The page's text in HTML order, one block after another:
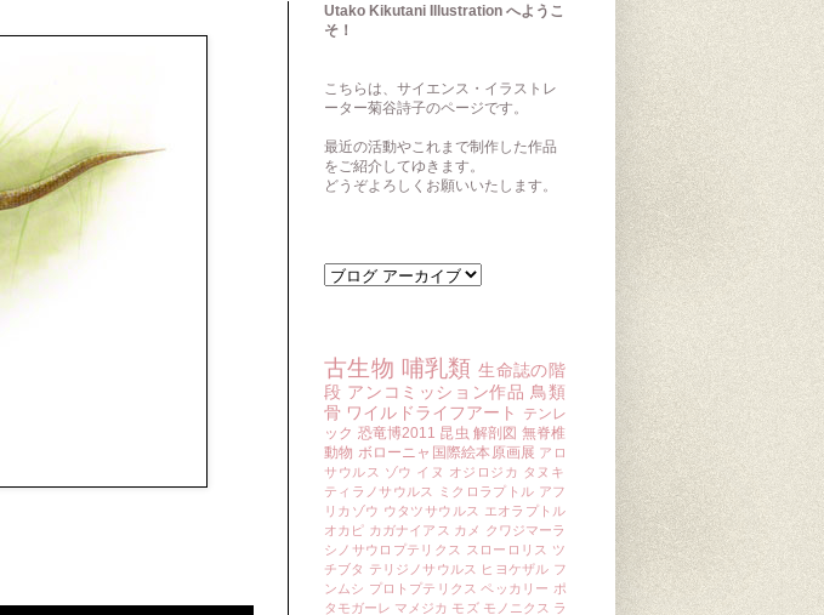
Utako Kikutani Illustration へようこ
そ！
こちらは、サイエンス・イラストレ
ーター菊谷詩子のページです。
最近の活動やこれまで制作した作品
をご紹介してゆきます。
どうぞよろしくお願いいたします。
古生物 哺乳類 生命誌の階
段 アンコミッション作品 鳥類
骨 ワイルドライフアート
テンレ
ック 恐竜博2011 昆虫 解剖図 無脊椎
動物 ボローニャ国際絵本原画展 アロ
サウルス ゾウ イヌ オジロジカ
タヌキ
ティラノサウルス
ミクロラプトル アフ
リカゾウ ウタツサウルス
エオラプトル
オカピ カガナイアス カメ クワジマーラ
シノサウロプテリクス
スローロリス ツ
チブタ テリジノサウルス ヒヨケザル フ
ンムシ プロトプテリクス ペッカリー ポ
タモガーレ マメジカ モズ モノニクス ラ